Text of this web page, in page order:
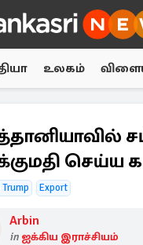
உலகம்
செய்ய
Export
Arbin
in ஐக்கிய இராச்சியம்